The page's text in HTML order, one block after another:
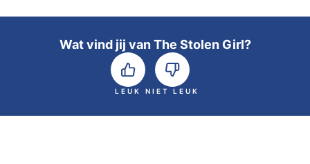
Wat vind jij van The Stolen Girl?
LEUK NIET LEUK